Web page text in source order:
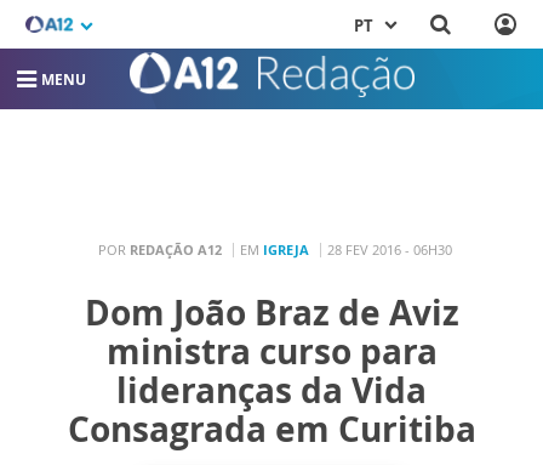
PT
MENU
POR REDAÇÃO A12 EM IGREJA 28 FEV 2016 - 06H30
Dom João Braz de Aviz
ministra curso para
lideranças da Vida
Consagrada em Curitiba